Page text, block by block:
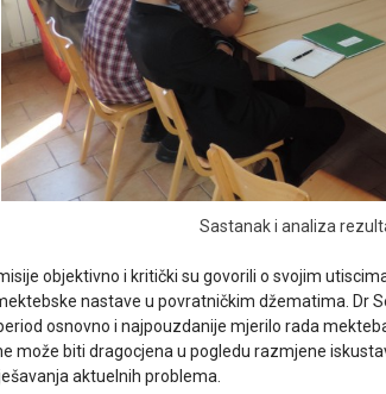
Sastanak i analiza
objektivno i kritički su govorili o svojim
nastave u povratničkim džematima. Dr
osnovno i najpouzdanije mjerilo rada
može biti dragocjena u pogledu razmjene
aktuelnih problema.